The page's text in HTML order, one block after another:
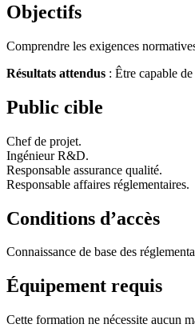
Objectifs
Comprendre les exigences
Résultats attendus : Être capable
Public cible
Chef de projet.
Ingénieur R&D.
Responsable assurance qualité.
Responsable affaires réglementaires.
Conditions d’accès
Connaissance de base des
Équipement requis
Cette formation ne nécessite aucun